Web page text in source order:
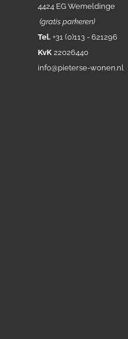
4424 EG Wemeldinge
(gratis parkeren)
Tel.+31 (0)113 - 621296
KvK 22026440
info@pieterse-wonen.nl